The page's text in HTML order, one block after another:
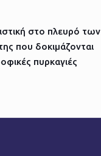
στο πλευρό των
που δοκιμάζονται
πυρκαγιές